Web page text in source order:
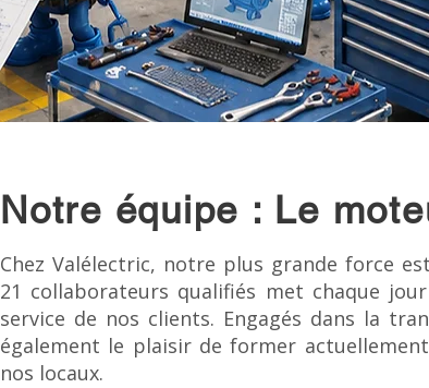
Notre équipe : Le
Chez Valélectric, notre plus grande force
21 collaborateurs qualifiés met chaque
service de nos clients. Engagés dans la
également le plaisir de former
nos locaux.